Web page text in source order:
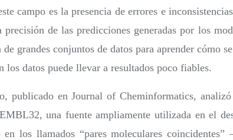
campo es la presencia de errores e
precisión de las predicciones generadas por los
de grandes conjuntos de datos para aprender cómo
los datos puede llevar a resultados poco fiables.
publicado en Journal of Cheminformatics,
una fuente ampliamente utilizada en el
en los llamados “pares moleculares